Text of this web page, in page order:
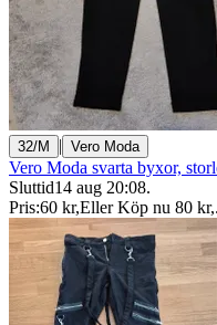
32/M | Vero Moda
Vero Moda svarta byxor,
Sluttid14 aug 20:08.
Pris:60 kr,Eller Köp nu 80 kr,.